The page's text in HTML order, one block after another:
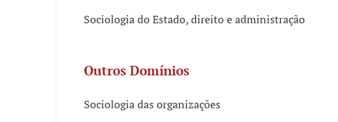
Sociologia do Estado, direito e administração
Outros Domínios
Sociologia das organizações